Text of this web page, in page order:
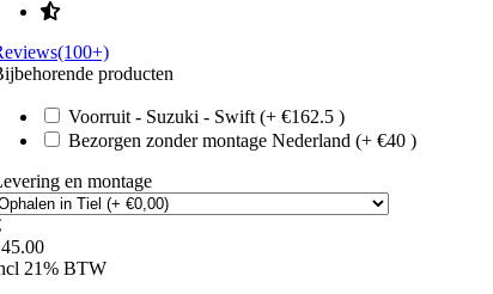
producten
Voorruit - Suzuki - Swift (+ €162.5 )
Bezorgen zonder montage Nederland (+ €40 )
en montage
21% BTW